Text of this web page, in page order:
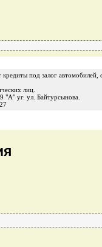
под залог автомобилей,
лиц.
"А" уг. ул. Байтурсынова.